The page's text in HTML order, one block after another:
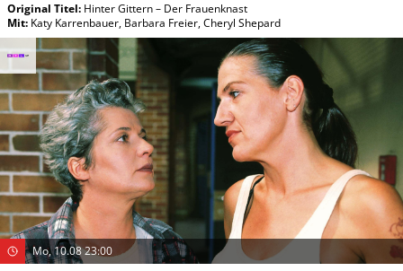
Original Titel: Hinter Gittern – Der Frauenknast
Mit: Katy Karrenbauer, Barbara Freier,Cheryl Shepard
Mo, 10.08 23:00